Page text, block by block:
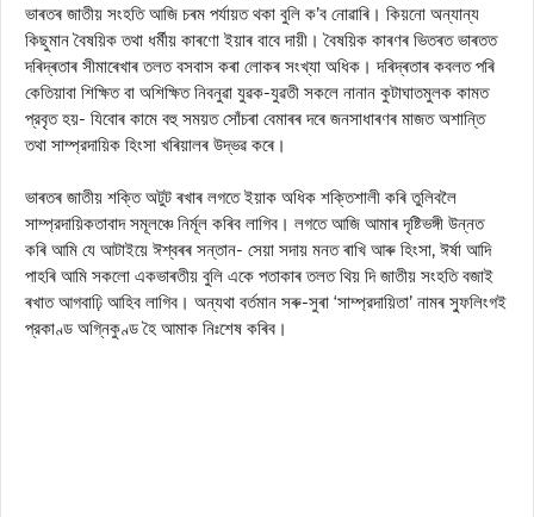
ভাৰতৰ জাতীয় সংহতি আজি চৰম পৰ্যায়ত থকা বুলি ক’ব নোৱাৰি। কিয়নো অন্যান্য
কিছুমান বৈষয়িক তথা ধর্মীয় কাৰণো ইয়াৰ বাবে দায়ী। বৈষয়িক কাৰণৰ ভিতৰত ভাৰতত
দৰিদ্ৰতাৰ সীমাৰেখাৰ তলত বসবাস কৰা লোকৰ সংখ্যা অধিক। দৰিদ্ৰতাৰ কবলত পৰি
কেতিয়াবা শিক্ষিত বা অশিক্ষিত নিবনুৱা যুৱক-যুৱতী সকলে নানান কুটাঘাতমুলক কামত
প্রবৃত হয়- যিবোৰ কামে বহু সময়ত সোঁচৰা বেমাৰৰ দৰে জনসাধাৰণৰ মাজত অশান্তি
তথা সাম্প্রদায়িক হিংসা খৰিয়ালৰ উদ্ভৱ কৰে।
ভাৰতৰ জাতীয় শক্তি অটুট ৰখাৰ লগতে ইয়াক অধিক শক্তিশালী কৰি তুলিবলৈ
সাম্প্রদায়িকতাবাদ সমূলঞ্চে নির্মূল কৰিব লাগিব। লগতে আজি আমাৰ দৃষ্টিভঙ্গী উন্নত
কৰি আমি যে আটাইয়ে ঈশ্বৰৰ সন্তান- সেয়া সদায় মনত ৰাখি আৰু হিংসা, ঈর্ষা আদি
পাহৰি আমি সকলো একভাৰতীয় বুলি একে পতাকাৰ তলত থিয় দি জাতীয় সংহতি বজাই
ৰখাত আগবাঢ়ি আহিব লাগিব। অন্যথা বর্তমান সৰু-সুৰা ‘সাম্প্রদায়িতা’ নামৰ স্ফুলিংগই
প্রকাণ্ড অগ্নিকুণ্ড হৈ আমাক নিঃশেষ কৰিব।